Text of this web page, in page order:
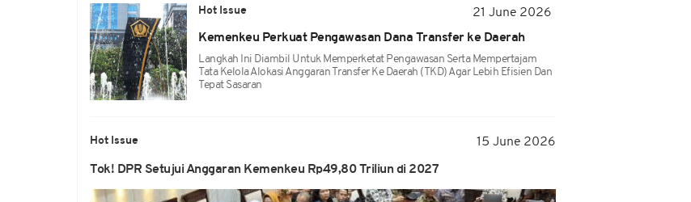
Hot Issue
21 June 2026
Kemenkeu Perkuat Pengawasan Dana Transfer ke Daerah
Langkah Ini Diambil Untuk Memperketat Pengawasan Serta Mempertajam
Tata Kelola Alokasi Anggaran Transfer Ke Daerah (TKD) Agar Lebih Efisien Dan
Tepat Sasaran
Hot Issue 15 June 2026
Tok! DPR Setujui Anggaran Kemenkeu Rp49,80 Triliun di 2027